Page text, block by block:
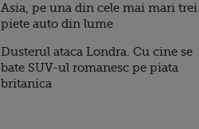
Asia, pe una din cele mai mari trei
piete auto din lume
Dusterul ataca Londra. Cu cine se
bate SUV-ul romanesc pe piata
britanica